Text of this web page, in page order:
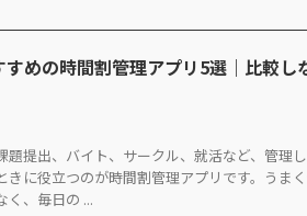
めの時間割管理アプリ5選｜比較し
提出、バイト、サークル、就活など、管理
に役立つのが時間割管理アプリです。うまく
く、毎日の ...